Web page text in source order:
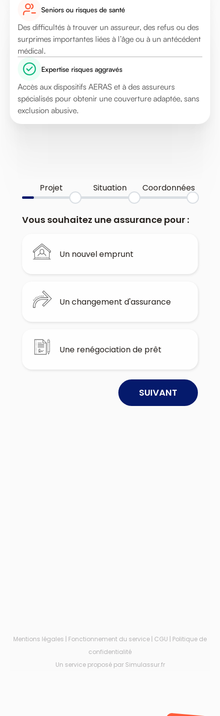
Seniors ou risques de santé
Des difficultés à trouver un assureur, des refus ou des
surprimes importantes liées à l’âge ou à un antécédent
médical.
Expertise risques aggravés
Accès aux dispositifs AERAS et à des assureurs
spécialisés pour obtenir une couverture adaptée, sans
exclusion abusive.